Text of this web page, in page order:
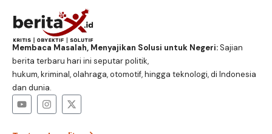
Membaca Masalah, Menyajikan Solusi untuk Negeri:Sajian
berita terbaru hari ini seputar politik,
hukum, kriminal, olahraga, otomotif, hingga teknologi, di Indonesia
dan dunia.